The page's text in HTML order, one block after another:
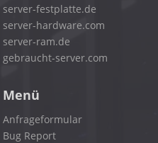
server-festplatte.de
server-hardware.com
server-ram.de
gebraucht-server.com
Menü
Anfrageformular
Bug Report